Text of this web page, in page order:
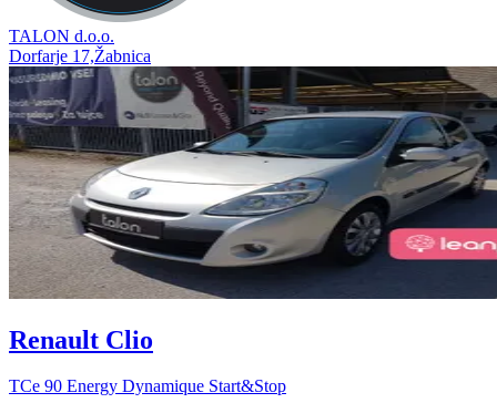
TALON d.o.o.
Dorfarje 17,Žabnica
Renault Clio
TCe 90 Energy Dynamique Start&Stop